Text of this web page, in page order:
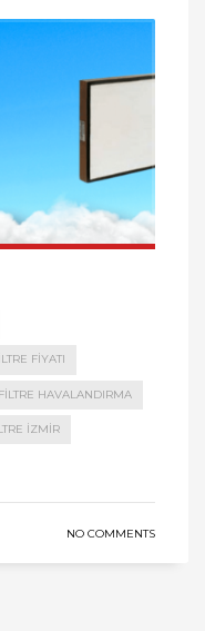
FİYATI
HAVALANDIRMA
İZMİR
NO COMMENTS